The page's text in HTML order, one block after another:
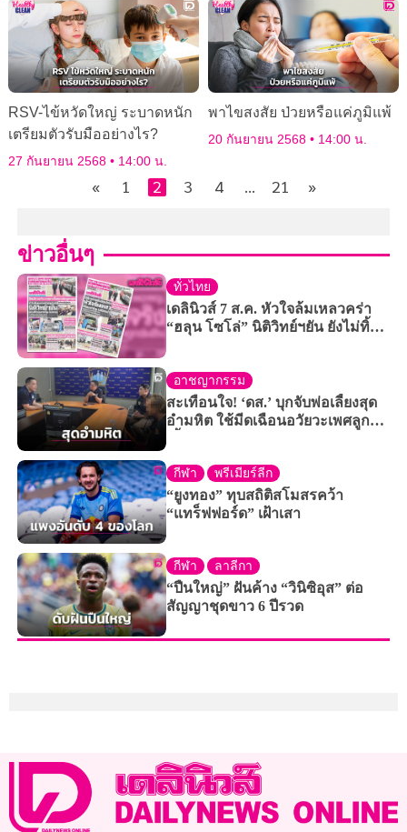
RSV-ไข้หวัดใหญ่ ระบาดหนัก
เตรียมตัวรับมืออย่างไร?
27 กันยายน 2568 14:00 น.
พาไขสงสัย ป่วยหรือแค่ภูมิแพ้
20 กันยายน 2568 14:00 น.
« 1 2 3 4 … 21 »
ข่าวอื่นๆ
ทั่วไทย
เดลินิวส์ 7 ส.ค. หัวใจล้มเหลวคร่า
“ฮลุน โซโล่” นิติวิทย์ฯยัน ยังไม่ทิ้ง
อาชญากรรม
สะเทือนใจ! ‘ดส.’ บุกจับพ่อเลี้ยงสุด
อํามหิต ใช้มีดเฉือนอวัยวะเพศลูก
กีฬา พรีเมียร์ลีก
“ยูงทอง” ทุบสถิติสโมสรคว้า
“แทร็ฟฟอร์ด” เฝ้าเสา
กีฬา ลาลีกา
“ปืนใหญ่” ฝันค้าง “วินิซิอุส” ต่อ
สัญญาชุดขาว 6 ปีรวด